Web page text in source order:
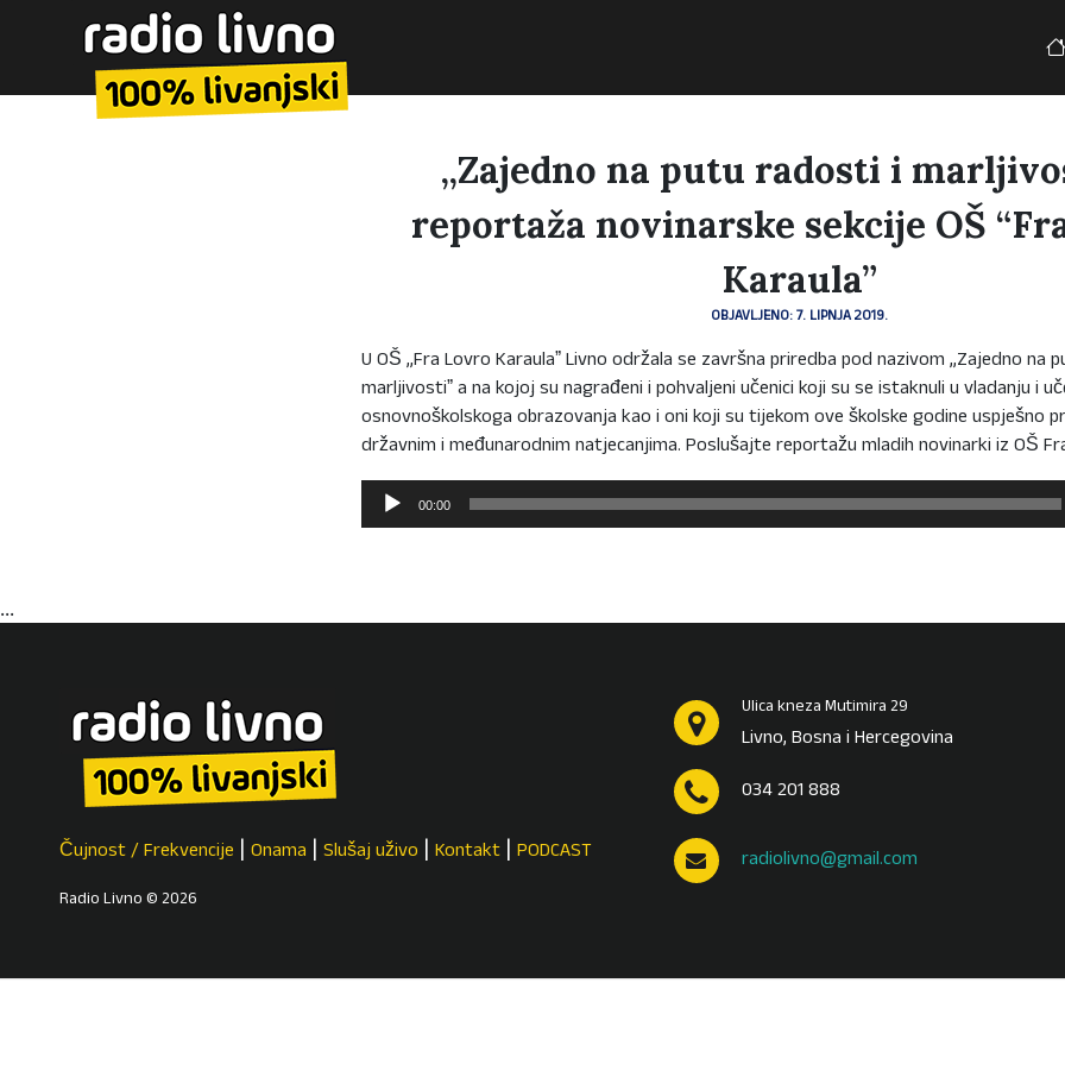
,,Zajedno na putu radosti i
reportaža novinarske sekcije OŠ
Karaula”
OBJAVLJENO: 7. LIPNJA 2019.
U OŠ ,,Fra Lovro Karaulaˮ Livno održala se završna priredba pod nazivom ,,Zajedno na
marljivostiˮ a na kojoj su nagrađeni i pohvaljeni učenici koji su se istaknuli u vladanju i
osnovnoškolskoga obrazovanja kao i oni koji su tijekom ove školske godine uspješno
državnim i međunarodnim natjecanjima. Poslušajte reportažu mladih novinarki iz OŠ
Reproduktor
audiozapisa
00:00
...
Čujnost / Frekvencije Onama Slušaj uživo Kontakt PODCAST
Radio Livno © 2026
Ulica kneza Mutimira 29
Livno, Bosna i Hercegovina
034 201 888
radiolivno@gmail.com